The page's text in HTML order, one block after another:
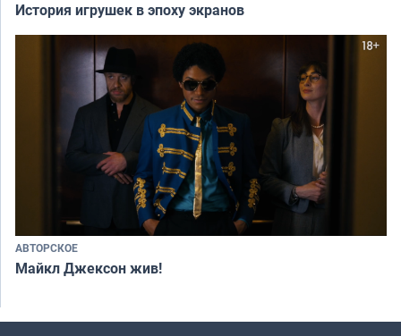
История игрушек в эпоху экранов
АВТОРСКОЕ
Майкл Джексон жив!